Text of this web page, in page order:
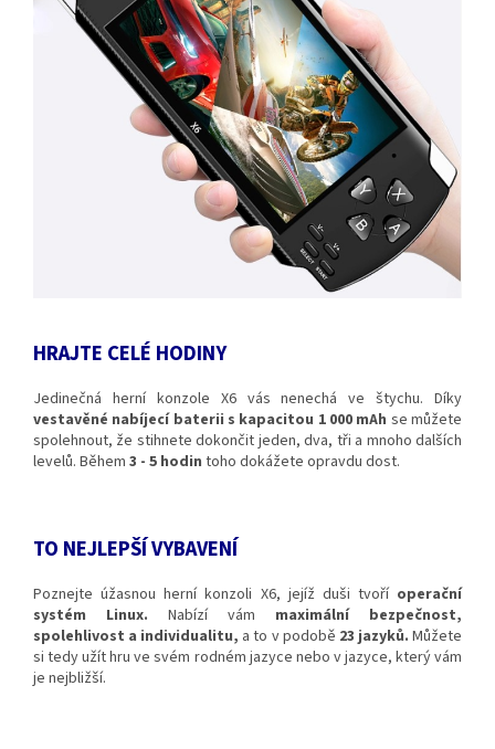
HRAJTE CELÉ HODINY
Jedinečná herní konzole X6 vás nenechá ve štychu. Díky
vestavěné nabíjecí baterii s kapacitou 1 000 mAh se můžete
spolehnout, že stihnete dokončit jeden, dva, tři a mnoho dalších
levelů. Během 3 - 5 hodin toho dokážete opravdu dost.
TO NEJLEPŠÍ VYBAVENÍ
Poznejte úžasnou herní konzoli X6, jejíž duši tvoří operační
systém Linux. Nabízí vám maximální bezpečnost,
spolehlivost a individualitu, a to v podobě 23 jazyků. Můžete
si tedy užít hru ve svém rodném jazyce nebo v jazyce, který vám
je nejbližší.